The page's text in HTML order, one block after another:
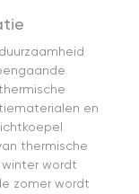
en
thermische
wordt
zomer wordt